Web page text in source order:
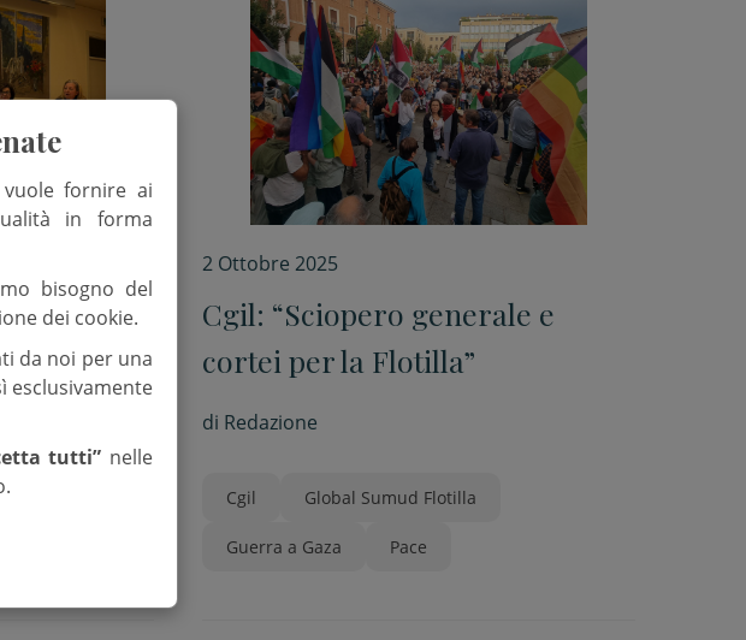
azienda
parità
di genere
2 Ottobre 2025
Cgil: “Sciopero generale e
cortei per la Flotilla”
di Redazione
Cgil Global Sumud Flotilla
Guerra a Gaza Pace
fornire ai
in forma
bisogno del
dei cookie.
da noi per una
esclusivamente
tutti” nelle